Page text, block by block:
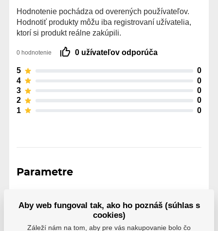
Hodnotenie pochádza od overených používateľov.
Hodnotiť produkty môžu iba registrovaní užívatelia,
ktorí si produkt reálne zakúpili.
0 hodnotenie 0 užívateľov odporúča
5
0
4
0
3
0
2
0
1
0
Parametre
Výrobce Roces
Aby web fungoval tak, ako ho poznáš (súhlas s
cookies)
Záleží nám na tom, aby pre vás nakupovanie bolo čo